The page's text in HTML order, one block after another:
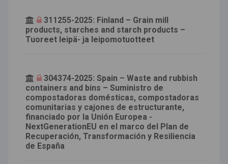
311255-2025: Finland – Grain mill
products, starches and starch products –
Tuoreet leipä- ja leipomotuotteet
304374-2025: Spain – Waste and rubbish
containers and bins – Suministro de
compostadoras domésticas, compostadoras
comunitarias y cajones de estructurante,
financiado por la Unión Europea -
NextGenerationEU en el marco del Plan de
Recuperación, Transformación y Resiliencia
de España